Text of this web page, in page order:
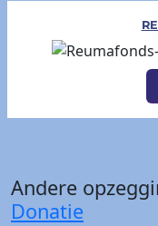
Andere
Donatie